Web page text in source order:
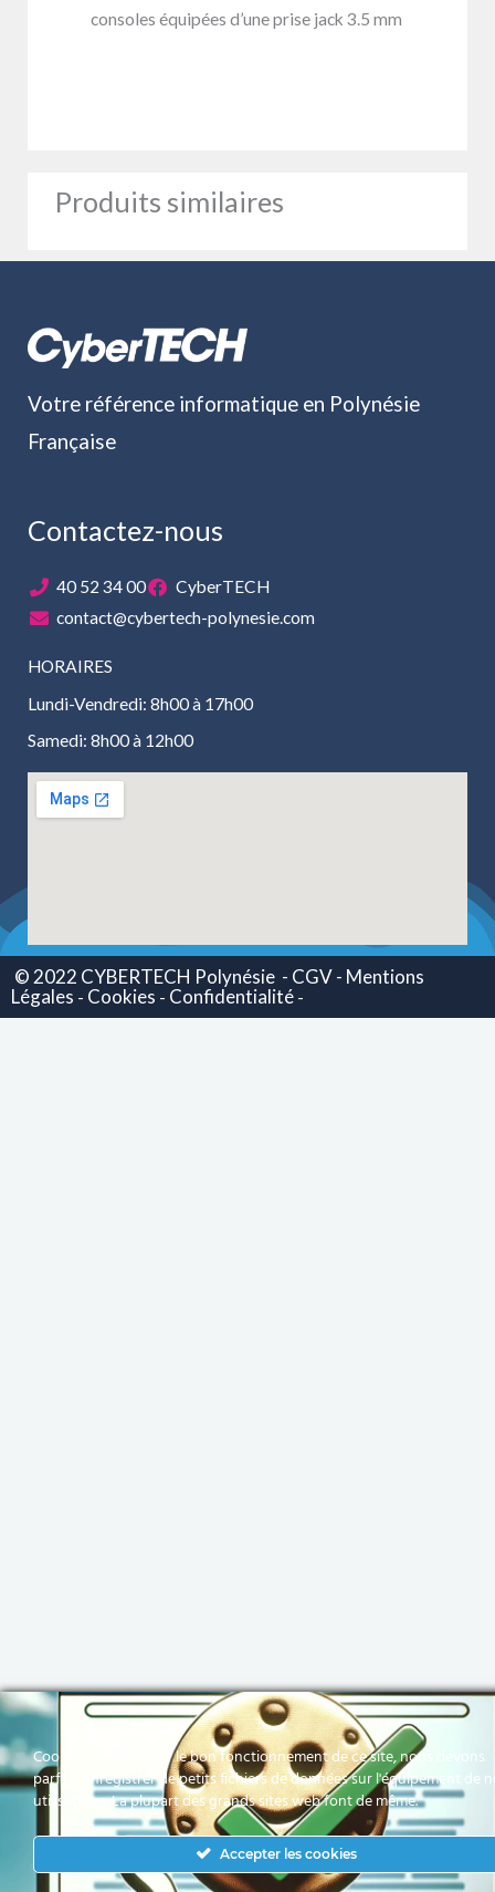
consoles équipées d’une prise jack 3.5 mm
Produits similaires
Votre référence informatique en Polynésie
Française
Contactez-nous
40 52 34 00
CyberTECH
contact@cybertech-polynesie.com
HORAIRES
Lundi-Vendredi: 8h00 à 17h00
Samedi: 8h00 à 12h00
© 2022 CYBERTECH Polynésie - CGV - Mentions
Légales - Cookies - Confidentialité -
Cookies Pour assurer le bon fonctionnement de ce site, nous devons
parfois enregistrer de petits fichiers de données sur l'équipement de
utilisateurs. La plupart des grands sites web font de même.
Accepter les cookies